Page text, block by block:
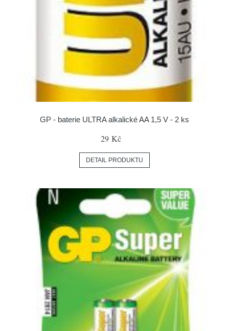
GP - baterie ULTRA alkalické AA 1,5 V - 2 ks
29 Kč
DETAIL PRODUKTU